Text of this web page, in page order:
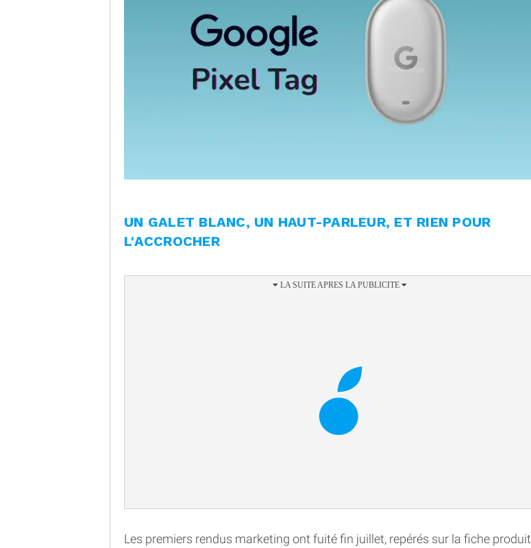
UN GALET BLANC, UN HAUT-PARLEUR, ET RIEN POUR
L'ACCROCHER
Les premiers rendus marketing ont fuité fin juillet, repérés sur la fiche produit